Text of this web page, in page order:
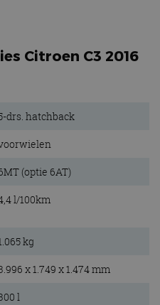
Citroen C3 2016
drs. hatchback
(optie 6AT)
l/100km
kg
x 1.749 x 1.474 mm
l